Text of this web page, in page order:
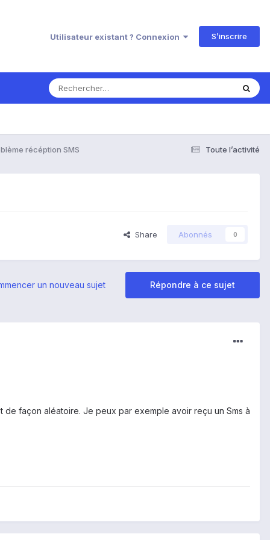
Utilisateur existant ? Connexion S’inscrire
Toute l’activité
récéption SMS
Share Abonnés 0
Répondre à ce sujet
un nouveau sujet
façon aléatoire. Je peux par exemple avoir reçu un Sms à